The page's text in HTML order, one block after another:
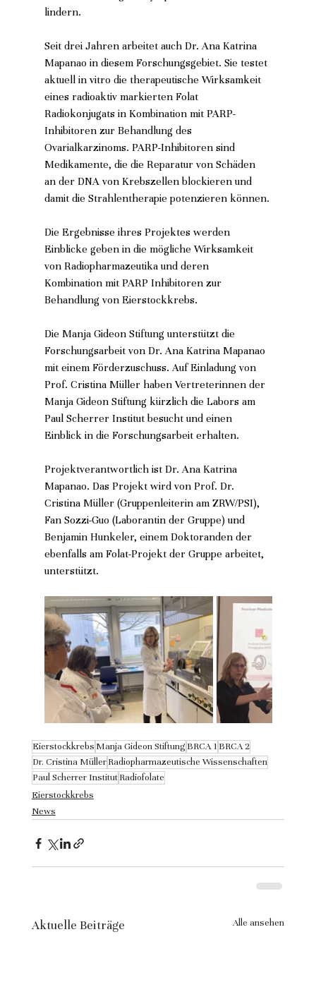
lindern.
Seit drei Jahren arbeitet auch Dr. Ana Katrina
Mapanao in diesem Forschungsgebiet. Sie testet
aktuell in vitro die therapeutische Wirksamkeit
eines radioaktiv markierten Folat
Radiokonjugats in Kombination mit PARP-
Inhibitoren zur Behandlung des
Ovarialkarzinoms. PARP-Inhibitoren sind
Medikamente, die die Reparatur von Schäden
an der DNA von Krebszellen blockieren und
damit die Strahlentherapie potenzieren können.
Die Ergebnisse ihres Projektes werden
Einblicke geben in die mögliche Wirksamkeit
von Radiopharmazeutika und deren
Kombination mit PARP Inhibitoren zur
Behandlung von Eierstockkrebs.
Die Manja Gideon Stiftung unterstützt die
Forschungsarbeit von Dr. Ana Katrina Mapanao
mit einem Förderzuschuss. Auf Einladung von
Prof. Cristina Müller haben Vertreterinnen der
Manja Gideon Stiftung kürzlich die Labors am
Paul Scherrer Institut besucht und einen
Einblick in die Forschungsarbeit erhalten.
Projektverantwortlich ist Dr. Ana Katrina
Mapanao. Das Projekt wird von Prof. Dr.
Cristina Müller (Gruppenleiterin am ZRW/PSI),
Fan Sozzi-Guo (Laborantin der Gruppe) und
Benjamin Hunkeler, einem Doktoranden der
ebenfalls am Folat-Projekt der Gruppe arbeitet,
unterstützt.
Eierstockkrebs Manja Gideon Stiftung BRCA 1 BRCA 2
Dr. Cristina Müller Radiopharmazeutische Wissenschaften
Paul Scherrer Institut Radiofolate
Eierstockkrebs
News
Aktuelle Beiträge Alle ansehen